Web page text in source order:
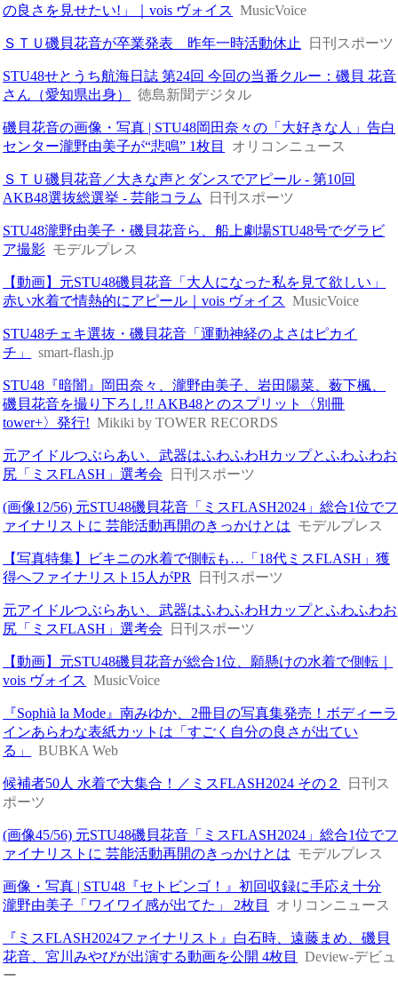
の良さを見せたい!」｜vois ヴォイス MusicVoice
ＳＴＵ磯貝花音が卒業発表 昨年一時活動休止 日刊スポーツ
STU48せとうち航海日誌 第24回 今回の当番クルー：磯貝 花音
さん（愛知県出身）
徳島新聞デジタル
磯貝花音の画像・写真 | STU48岡田奈々の「大好きな人」告白
センター瀧野由美子が“悲鳴” 1枚目
オリコンニュース
ＳＴＵ磯貝花音／大きな声とダンスでアピール - 第10回
AKB48選抜総選挙 - 芸能コラム
日刊スポーツ
STU48瀧野由美子・磯貝花音ら、船上劇場STU48号でグラビ
ア撮影 モデルプレス
【動画】元STU48磯貝花音「大人になった私を見て欲しい」
赤い水着で情熱的にアピール｜vois ヴォイス MusicVoice
STU48チェキ選抜・磯貝花音「運動神経のよさはピカイ
チ」
smart-flash.jp
STU48『暗闇』岡田奈々、瀧野由美子、岩田陽菜、薮下楓、
磯貝花音を撮り下ろし!! AKB48とのスプリット〈別冊
tower+〉発行! Mikiki by TOWER RECORDS
元アイドルつぶらあい、武器はふわふわHカップとふわふわお
尻「ミスFLASH」選考会
日刊スポーツ
(画像12/56) 元STU48磯貝花音「ミスFLASH2024」総合1位でフ
ァイナリストに 芸能活動再開のきっかけとは モデルプレス
【写真特集】ビキニの水着で側転も…「18代ミスFLASH」獲
得へファイナリスト15人がPR
日刊スポーツ
元アイドルつぶらあい、武器はふわふわHカップとふわふわお
尻「ミスFLASH」選考会
日刊スポーツ
【動画】元STU48磯貝花音が総合1位、願懸けの水着で側転｜
vois ヴォイス MusicVoice
『Sophià la Mode』南みゆか、2冊目の写真集発売！ボディーラ
インあらわな表紙カットは「すごく自分の良さが出てい
る」
BUBKA Web
候補者50人 水着で大集合！／ミスFLASH2024 その２
日刊ス
ポーツ
(画像45/56) 元STU48磯貝花音「ミスFLASH2024」総合1位でフ
ァイナリストに 芸能活動再開のきっかけとは モデルプレス
画像・写真 | STU48『セトビンゴ！』初回収録に手応え十分
瀧野由美子「ワイワイ感が出てた」 2枚目
オリコンニュース
『ミスFLASH2024ファイナリスト』白石時、遠藤まめ、磯貝
花音、宮川みやびが出演する動画を公開 4枚目
Deview-デビュ
ー